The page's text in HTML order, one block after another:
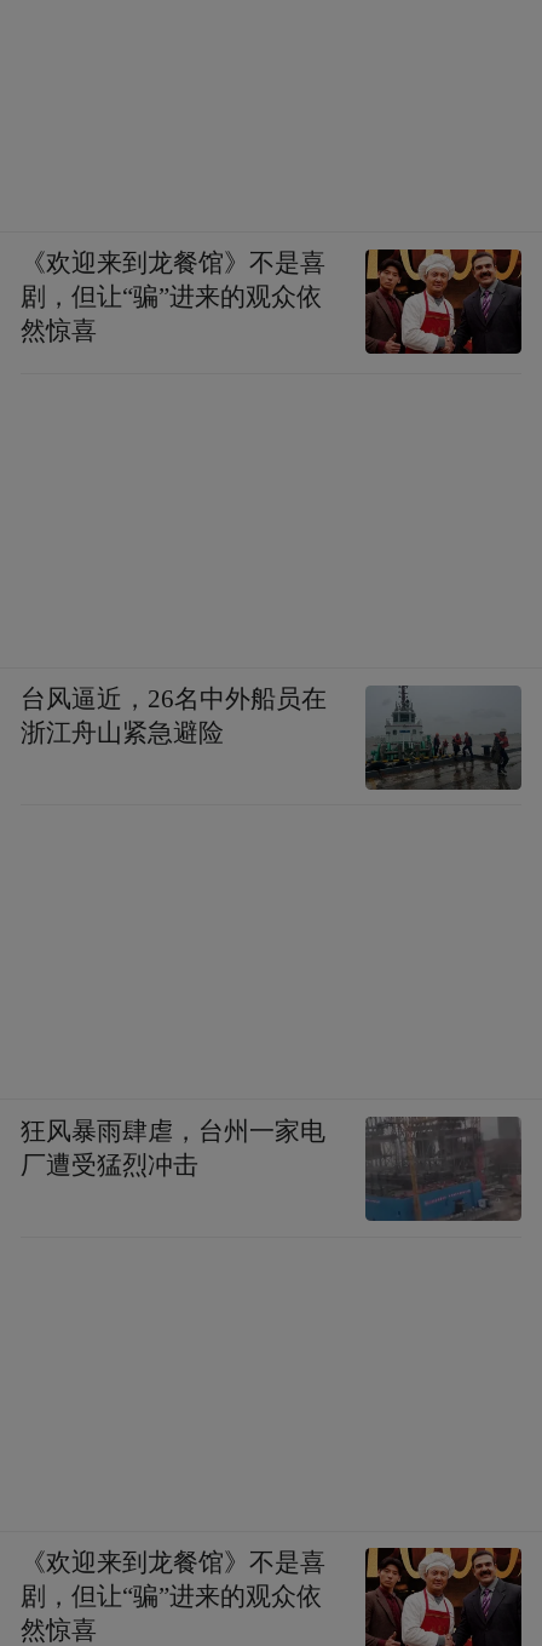
《欢迎来到龙餐馆》不是喜
剧，但让“骗”进来的观众依
然惊喜
台风逼近，26名中外船员在
浙江舟山紧急避险
狂风暴雨肆虐，台州一家电
厂遭受猛烈冲击
《欢迎来到龙餐馆》不是喜
剧，但让“骗”进来的观众依
然惊喜